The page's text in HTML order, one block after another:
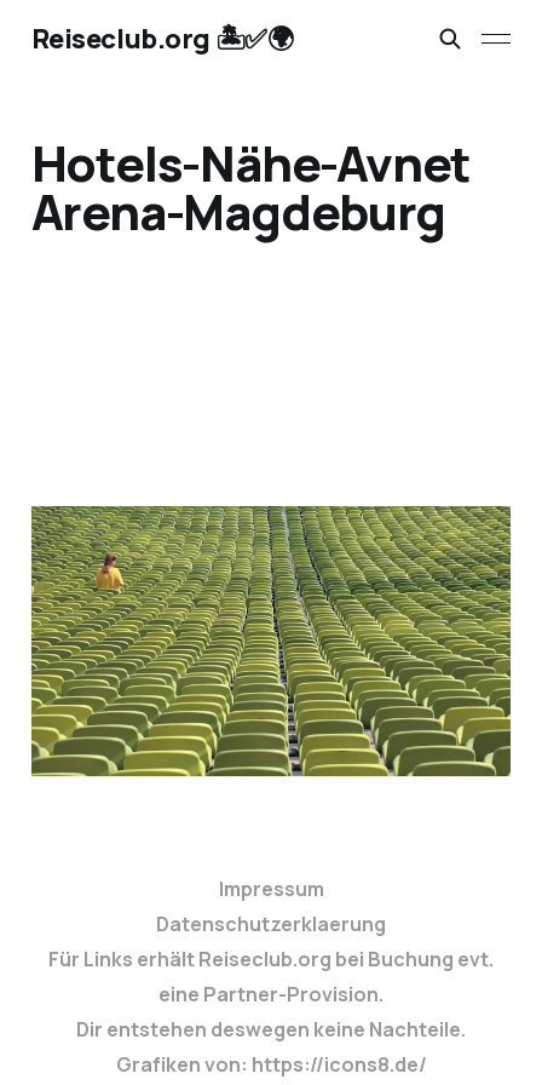
Reiseclub.org 🏝️✅🌍
Hotels-Nähe-Avnet
Arena-Magdeburg
Hotels Nähe Arena oder
Stadion
26. Nov. 20253 min read
Impressum
Datenschutzerklaerung
Für Links erhält Reiseclub.org bei Buchung evt.
eine Partner-Provision.
Dir entstehen deswegen keine Nachteile.
Grafiken von: https://icons8.de/